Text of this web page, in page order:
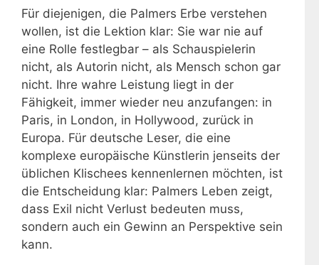
Für diejenigen, die Palmers Erbe verstehen
wollen, ist die Lektion klar: Sie war nie auf
eine Rolle festlegbar – als Schauspielerin
nicht, als Autorin nicht, als Mensch schon gar
nicht. Ihre wahre Leistung liegt in der
Fähigkeit, immer wieder neu anzufangen: in
Paris, in London, in Hollywood, zurück in
Europa. Für deutsche Leser, die eine
komplexe europäische Künstlerin jenseits der
üblichen Klischees kennenlernen möchten, ist
die Entscheidung klar: Palmers Leben zeigt,
dass Exil nicht Verlust bedeuten muss,
sondern auch ein Gewinn an Perspektive sein
kann.